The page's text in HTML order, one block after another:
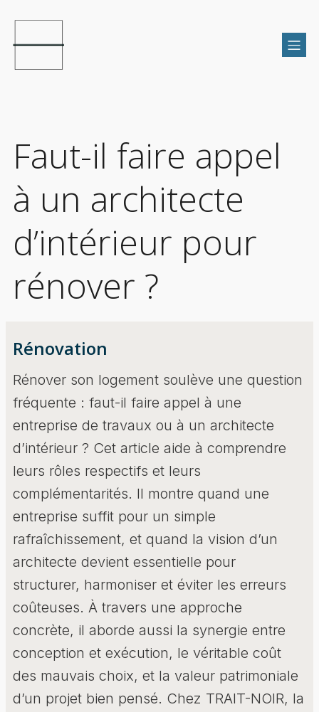
Faut-il faire appel
à un architecte
d’intérieur pour
rénover ?
Rénovation
Rénover son logement soulève une question
fréquente : faut-il faire appel à une
entreprise de travaux ou à un architecte
d’intérieur ? Cet article aide à comprendre
leurs rôles respectifs et leurs
complémentarités. Il montre quand une
entreprise suffit pour un simple
rafraîchissement, et quand la vision d’un
architecte devient essentielle pour
structurer, harmoniser et éviter les erreurs
coûteuses. À travers une approche
concrète, il aborde aussi la synergie entre
conception et exécution, le véritable coût
des mauvais choix, et la valeur patrimoniale
d’un projet bien pensé. Chez TRAIT-NOIR, la